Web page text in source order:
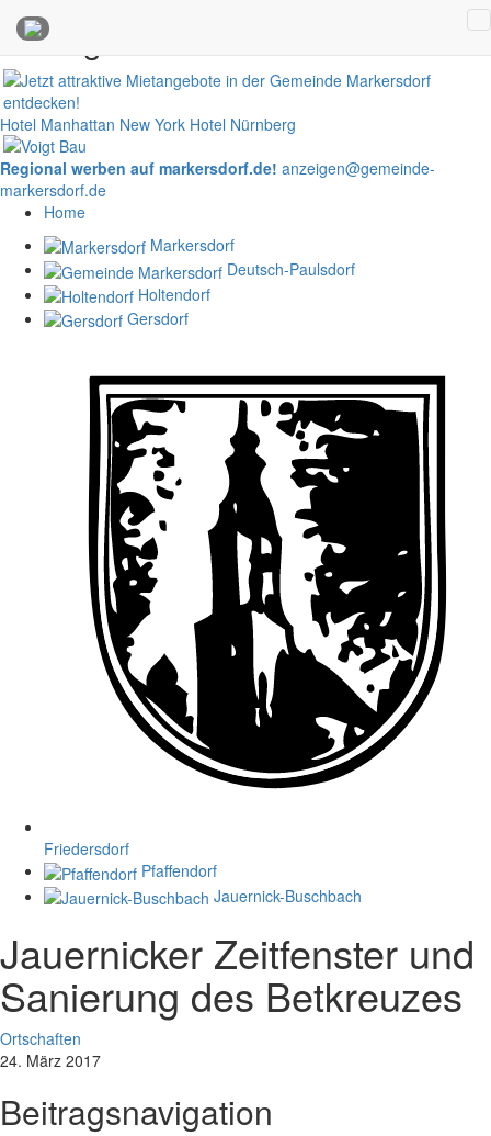
Anzeigen
Hotel Manhattan New York Hotel Nürnberg
Regional werben auf markersdorf.de! anzeigen@gemeinde-
markersdorf.de
Home
Markersdorf
Deutsch-Paulsdorf
Holtendorf
Gersdorf
Friedersdorf
Pfaffendorf
Jauernick-Buschbach
Jauernicker Zeitfenster und
Sanierung des Betkreuzes
Ortschaften
24. März 2017
Beitragsnavigation